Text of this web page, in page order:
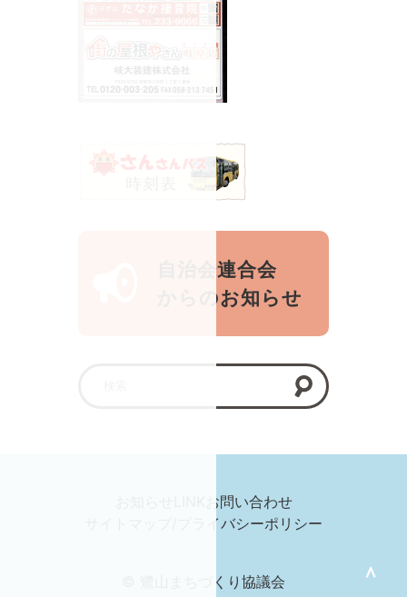
自治会連合会
からのお知らせ
＞
お問い合わせ
サイトマップ/プライバシーポリシー
© 鷺山まちづくり協議会